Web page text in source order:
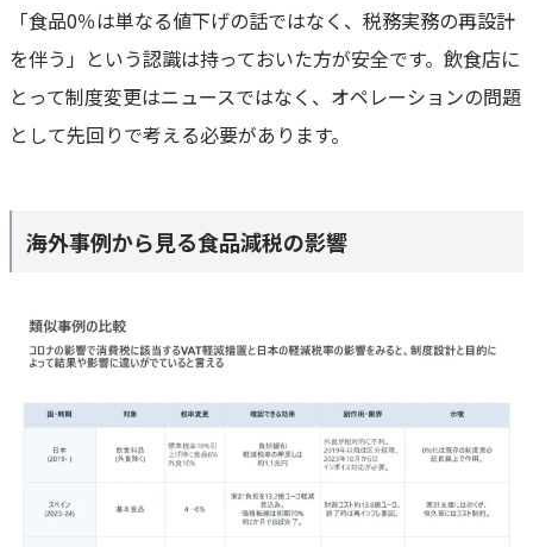
「食品0％は単なる値下げの話ではなく、税務実務の再設計
を伴う」という認識は持っておいた方が安全です。飲食店に
とって制度変更はニュースではなく、オペレーションの問題
として先回りで考える必要があります。
海外事例から見る食品減税の影響